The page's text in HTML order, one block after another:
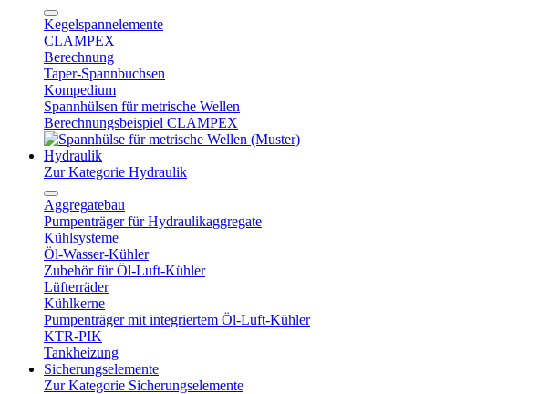
Kegelspannelemente
CLAMPEX
Berechnung
Taper-Spannbuchsen
Kompedium
Spannhülsen für metrische Wellen
Berechnungsbeispiel CLAMPEX
Hydraulik
Zur Kategorie Hydraulik
Aggregatebau
Pumpenträger für Hydraulikaggregate
Kühlsysteme
Öl-Wasser-Kühler
Zubehör für Öl-Luft-Kühler
Lüfterräder
Kühlkerne
Pumpenträger mit integriertem Öl-Luft-Kühler
KTR-PIK
Tankheizung
Sicherungselemente
Zur Kategorie Sicherungselemente